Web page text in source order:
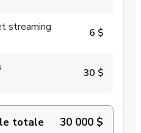
streaming 6 $
30 $
totale 30 000 $